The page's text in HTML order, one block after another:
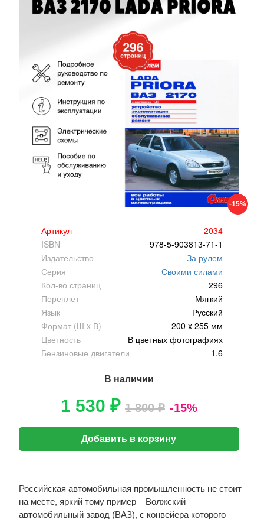
-15%
Артикул
2034
ISBN
978-5-903813-71-1
Издательство
За рулем
Серия
Своими силами
Кол-во страниц
296
Переплет
Мягкий
Язык
Русский
Формат (Ш x В)
200 x 255 мм
Цветность
В цветных фотографиях
Бензиновые двигатели
1.6
В наличии
1 530 ₽ 1 800 ₽ -15%
Добавить в корзину
Российская автомобильная промышленность не стоит
на месте, яркий тому пример – Волжский
автомобильный завод (ВАЗ), с конвейера которого